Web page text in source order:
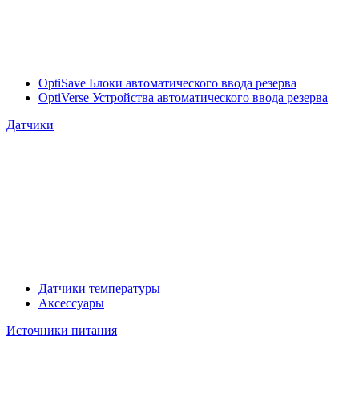
OptiSave Блоки автоматического ввода резерва
OptiVerse Устройства автоматического ввода резерва
Датчики
Датчики температуры
Аксессуары
Источники питания